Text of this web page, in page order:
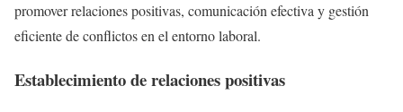
promover relaciones positivas, comunicación efectiva y gestión
eficiente de conflictos en el entorno laboral.
Establecimiento de relaciones positivas